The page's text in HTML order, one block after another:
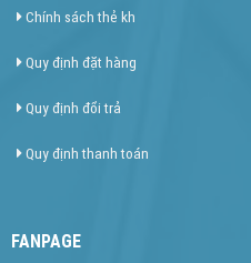
Chính sách thẻ kh
Quy định đặt hàng
Quy định đổi trả
Quy định thanh toán
FANPAGE